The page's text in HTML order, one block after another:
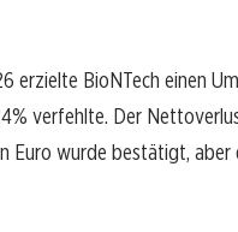
BioNTech einen
verfehlte. Der
Euro wurde bestätigt, aber